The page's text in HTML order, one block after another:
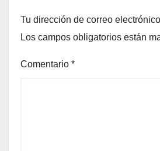
Tu dirección de correo
Los campos obligatorios están
Comentario *